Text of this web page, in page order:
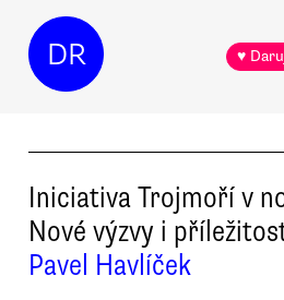
DR ♥
Iniciativa Trojmoří v
Nové výzvy i
Pavel Havlíček